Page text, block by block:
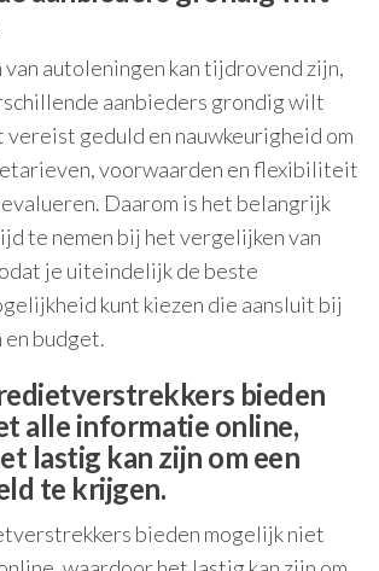
autoleningen kan tijdrovend zijn,
aanbieders grondig wilt
vereist geduld en nauwkeurigheid om
voorwaarden en flexibiliteit
Daarom is het belangrijk
te nemen bij het vergelijken van
je uiteindelijk de beste
kunt kiezen die aansluit bij
budget.
bieden
alle informatie online,
lastig kan zijn om een
te krijgen.
bieden mogelijk niet